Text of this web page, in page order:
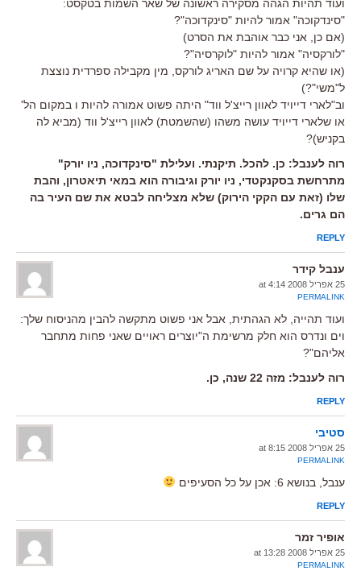
ועוד תהיות הגהה מסקירה ראשונה של שאר השמות בטקסט:
"סינדקוכה" אמור להיות "סינקדוכה"?
(אם כן, אני כבר אוהבת את הסרט)
"לורקסיה" אמור להיות "לוקרסיה"?
(או שהיא קרויה על שם האריג לורקס, מין מקבילה ספרדית נוצצת
ל"משי"?)
וב"לארי דייויד לאוון רייצ'ל ווד" היתה פשוט אמורה להיות ו במקום הל'
או שלארי דייויד עושה משהו (שהשמטת) לאוון רייצ'ל ווד (מביא לה
בקניש)?
רוה לענבל: כן. להכל. תיקנתי. ועלילת "סינקדוכה, ניו יורק"
מתרחשת בסקנקטדי, ניו יורק וגיבורה הוא במאי תיאטרון, והבת
שלו (זאת עם הקקי הירוק) שלא מצליחה לבטא את שם העיר בה
הם גרים.
REPLY
ענבל קידר
25 אפריל 2008 at 4:14
PERMALINK
ועוד תהייה, לא הגהתית, אבל אני פשוט מתקשה להבין מהניסוח שלך:
וים ונדרס הוא חלק מרשימת ה"יוצרים ראויים שאני פחות מתחבר
אליהם"?
רוה לענבל: מזה 22 שנה, כן.
REPLY
סטיבי
25 אפריל 2008 at 8:15
PERMALINK
ענבל, בנושא 6: אכן על כל הסעיפים
REPLY
אופיר זמר
25 אפריל 2008 at 13:28
PERMALINK